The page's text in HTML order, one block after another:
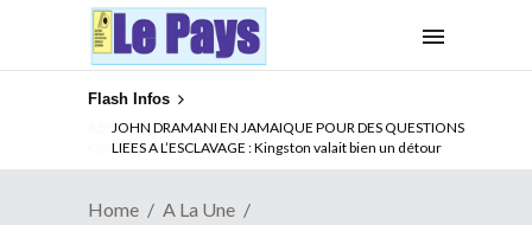
Flash Infos
ABSENCE PROLONGEE DE PAUL BIYA DU CAMEROUN :
Qui pilote le Cameroun ?
Home
A La Une